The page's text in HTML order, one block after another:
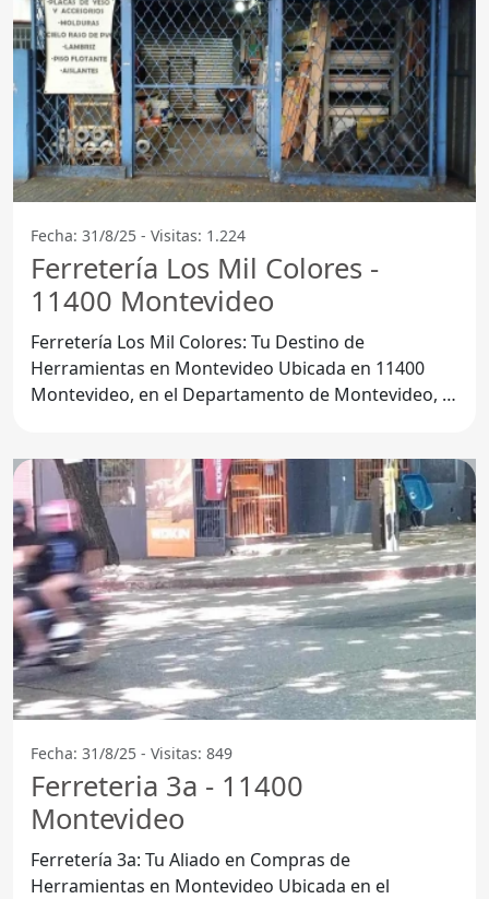
Fecha: 31/8/25 - Visitas: 1.224
Ferretería Los Mil Colores -
11400 Montevideo
Ferretería Los Mil Colores: Tu Destino de
Herramientas en Montevideo Ubicada en 11400
Montevideo, en el Departamento de Montevideo, la
Fecha: 31/8/25 - Visitas: 849
Ferreteria 3a - 11400
Montevideo
Ferretería 3a: Tu Aliado en Compras de
Herramientas en Montevideo Ubicada en el